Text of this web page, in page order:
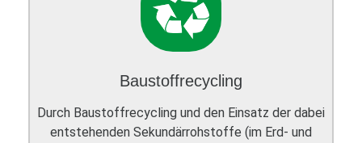
Baustoffrecycling
Durch Baustoffrecycling und den Einsatz der dabei
entstehenden Sekundärrohstoffe (im Erd- und